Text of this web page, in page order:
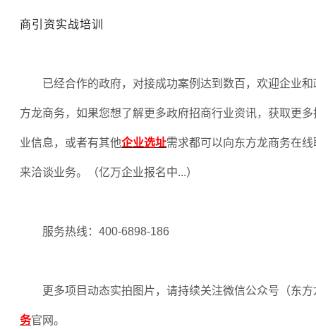
商引资实战培训
已经合作的政府，对接成功案例达到数百，欢迎企业
方龙商务，如果您想了解更多政府招商行业资讯，获取更
业信息，或者有其他企业选址需求都可以向东方龙商务在
来洽谈业务。（亿万企业报名中...）
服务热线： 400-6898-186
更多项目动态实拍图片，请持续关注微信公众号（东
务官网。